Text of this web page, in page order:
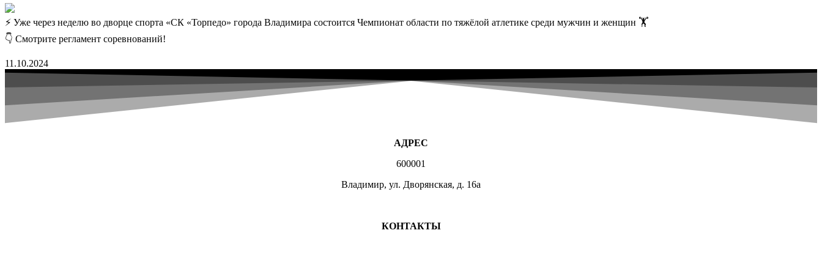
⚡ Уже через неделю во дворце спорта «СК «Торпедо» города Владимира состоится Чемпионат области по тяжёлой атлетике среди мужчин и женщин 🏋️
👇 ️Смотрите регламент соревнований!
11.10.2024
АДРЕС
600001
Владимир, ул. Дворянская, д. 16а
КОНТАКТЫ